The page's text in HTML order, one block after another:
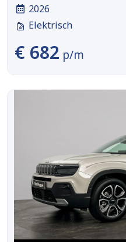
2026
Elektrisch
€ 682 p/m